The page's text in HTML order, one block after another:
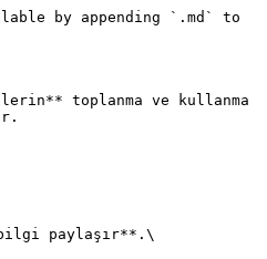
by appending `.md` to
toplanma ve kullanma
bilgi paylaşır**.\